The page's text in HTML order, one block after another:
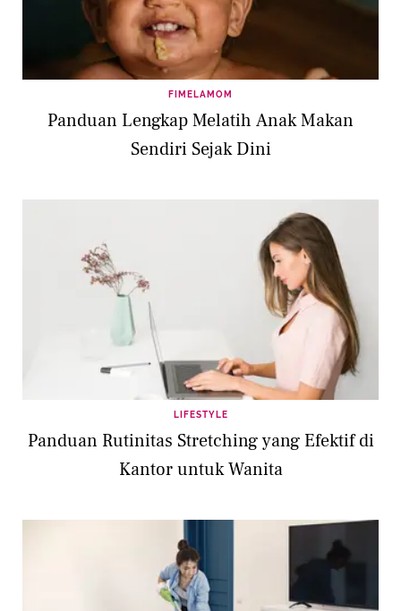
FIMELAMOM
Panduan Lengkap Melatih Anak Makan
Sendiri Sejak Dini
LIFESTYLE
Panduan Rutinitas Stretching yang Efektif di
Kantor untuk Wanita